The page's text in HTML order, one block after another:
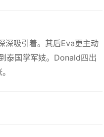
深吸引着。其后Eva更主动
泰国掌军妓。Donald四出